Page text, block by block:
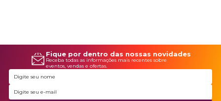
Fique por dentro das nossas novidades
Receba todas as informações mais recentes sobre
eventos, vendas e ofertas.